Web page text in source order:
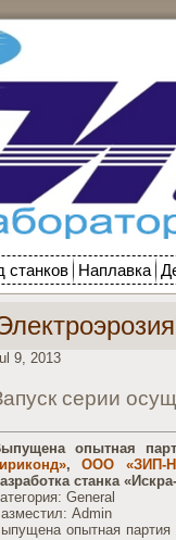
станков Наплавка
9, 2013
серии
опытная
,ООО «ЗИП-
станка
General
Admin
опытная